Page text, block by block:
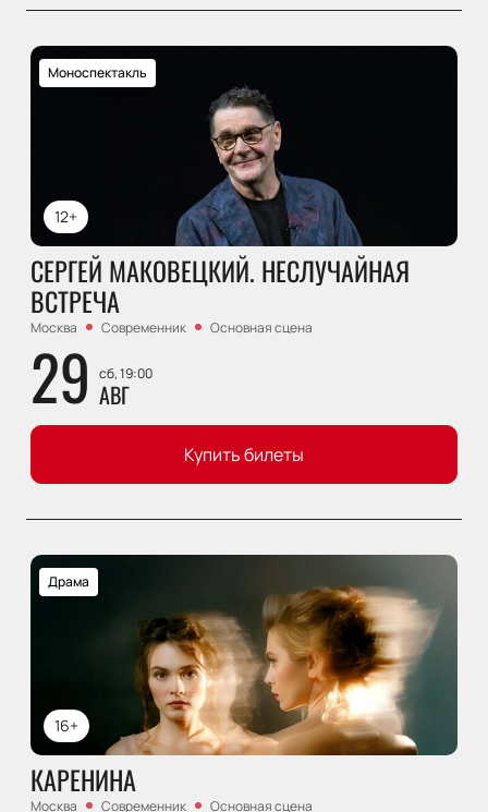
12+
Моноспектакль
СЕРГЕЙ МАКОВЕЦКИЙ. НЕСЛУЧАЙНАЯ
ВСТРЕЧА
Москва Современник Основная сцена
29 сб, 19:00
АВГ
Купить билеты
16+
Драма
КАРЕНИНА
Москва Современник Основная сцена